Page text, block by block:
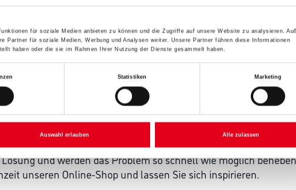
für soziale Medien anbieten zu können und die Zugriffe auf unsere Website zu analysieren.
Partner für soziale Medien, Werbung und Analysen weiter. Unsere Partner führen diese Informationen
haben oder die sie im Rahmen Ihrer Nutzung der Dienste gesammelt haben.
Statistiken Marketing
Auswahl erlauben Alle zulassen
IST
und werden das Problem so schnell wie möglich
unseren Online-Shop und lassen Sie sich inspirieren.